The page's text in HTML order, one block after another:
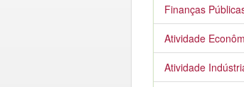
Finanças
Atividade
Atividade